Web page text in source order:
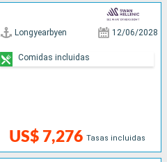
Longyearbyen 12/06/2028
US$ 7,276 Tasas incluidas
Comidas incluidas